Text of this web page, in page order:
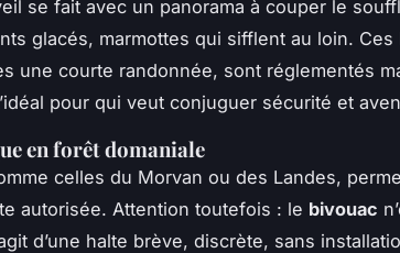
se fait avec un panorama à couper le
glacés, marmottes qui sifflent au loin. Ces
une courte randonnée, sont réglementés
pour qui veut conjuguer sécurité et
en forêt domaniale
celles du Morvan ou des Landes,
autorisée. Attention toutefois : le bivouac
d’une halte brève, discrète, sans